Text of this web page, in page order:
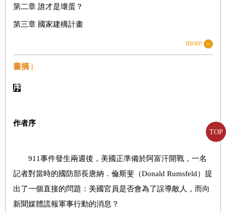
TOP
第二章 誰才是壞蛋？
第三章 國家建構計畫
第八章 謊言與宣傳
第九章 顛三倒四的戰略
more
書摘 |
序
作者序
911事件發生兩週後，美國正準備於阿富汗開戰，一名
記者對當時的國防部長唐納．倫斯斐（Donald Rumsfeld）提
出了一個直接的問題：美國官員是否會為了誤導敵人，而向
新聞媒體謊報軍事行動的消息？